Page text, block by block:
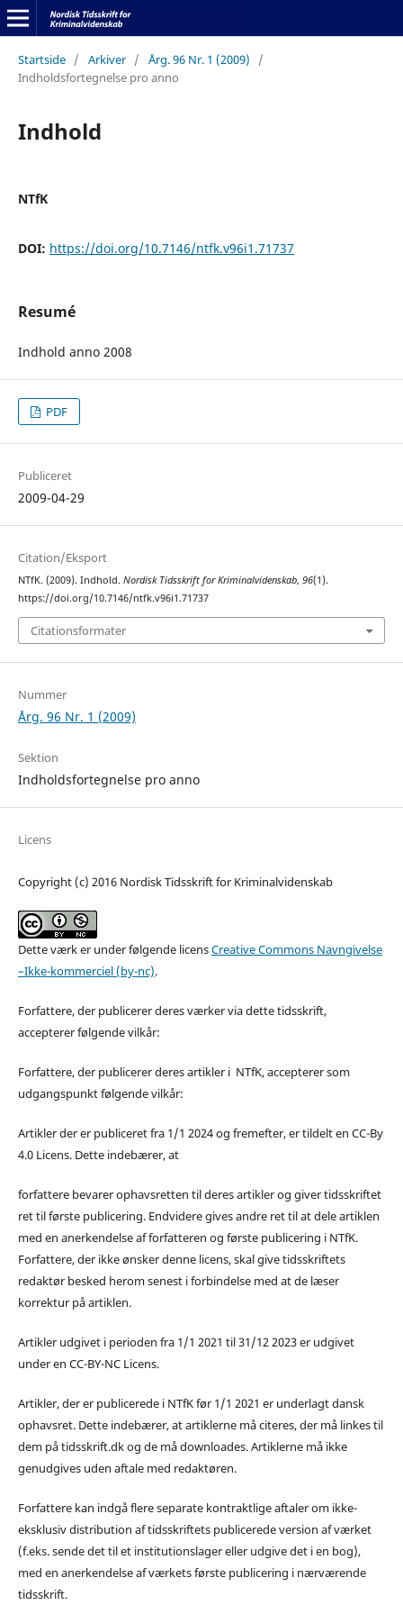
Startside / Arkiver / Årg. 96 Nr. 1 (2009)
/
Indholdsfortegnelse pro anno
Indhold
NTfK
DOI: https://doi.org/10.7146/ntfk.v96i1.71737
Resumé
Indhold anno 2008
PDF
Publiceret
2009-04-29
Citation/Eksport
NTfK. (2009). Indhold. Nordisk Tidsskrift for Kriminalvidenskab, 96(1).
https://doi.org/10.7146/ntfk.v96i1.71737
Citationsformater
Nummer
Årg. 96 Nr. 1 (2009)
Sektion
Indholdsfortegnelse pro anno
Licens
Copyright (c) 2016 Nordisk Tidsskrift for Kriminalvidenskab
Dette værk er under følgende licensCreative Commons Navngivelse
–Ikke-kommerciel (by-nc).
Forfattere, der publicerer deres værker via dette tidsskrift,
accepterer følgende vilkår:
Forfattere, der publicerer deres artikler i NTfK, accepterer som
udgangspunkt følgende vilkår:
Artikler der er publiceret fra 1/1 2024 og fremefter, er tildelt en CC-By
4.0 Licens. Dette indebærer, at
forfattere bevarer ophavsretten til deres artikler og giver tidsskriftet
ret til første publicering. Endvidere gives andre ret til at dele artiklen
med en anerkendelse af forfatteren og første publicering i NTfK.
Forfattere, der ikke ønsker denne licens, skal give tidsskriftets
redaktør besked herom senest i forbindelse med at de læser
korrektur på artiklen.
Artikler udgivet i perioden fra 1/1 2021 til 31/12 2023 er udgivet
under en CC-BY-NC Licens.
Artikler, der er publicerede i NTfK før 1/1 2021 er underlagt dansk
ophavsret. Dette indebærer, at artiklerne må citeres, der må linkes til
dem på tidsskrift.dk og de må downloades. Artiklerne må ikke
genudgives uden aftale med redaktøren.
Forfattere kan indgå flere separate kontraktlige aftaler om ikke-
eksklusiv distribution af tidsskriftets publicerede version af værket
(f.eks. sende det til et institutionslager eller udgive det i en bog),
med en anerkendelse af værkets første publicering i nærværende
tidsskrift.